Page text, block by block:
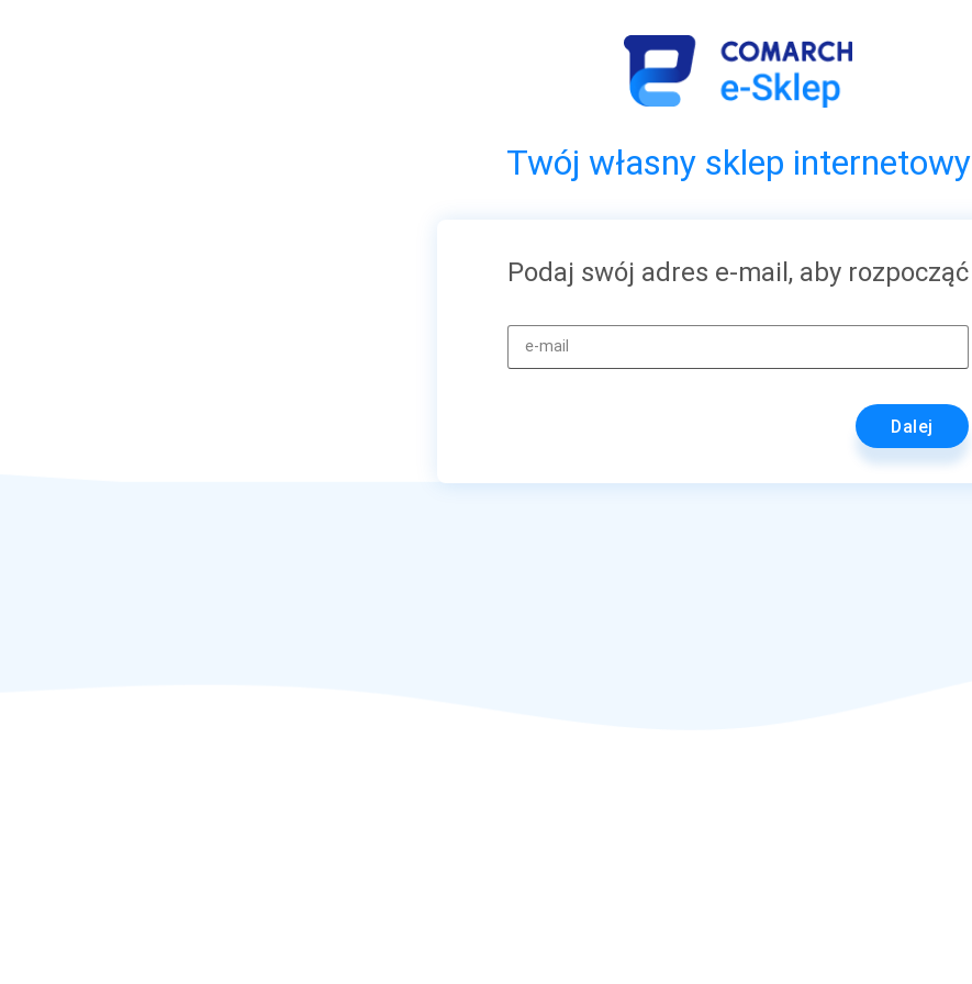
Twój własny sklep internetowy
Podaj swój adres e-mail, aby rozpocząć
e-mail
Dalej